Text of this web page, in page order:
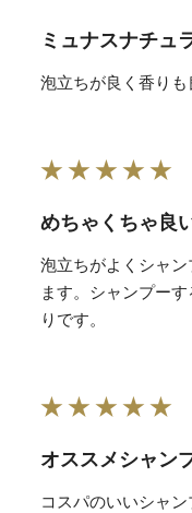
ミュナスナチュ
泡立ちが良く香りも
★★★★★
めちゃくちゃ良
泡立ちがよくシャ
ます。シャンプー
りです。
★★★★★
オススメシャン
コスパのいいシャ